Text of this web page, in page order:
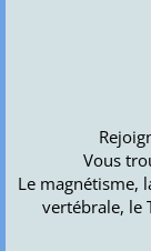
Vous
Le magnétisme,
vertébrale, le